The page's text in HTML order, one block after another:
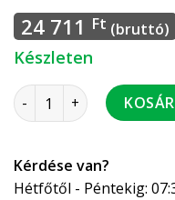
24 711 Ft (bruttó)
Készleten
Tricox FKFSZ20 flexib.
Kérdése van?
Hétfőtől - Péntekig: